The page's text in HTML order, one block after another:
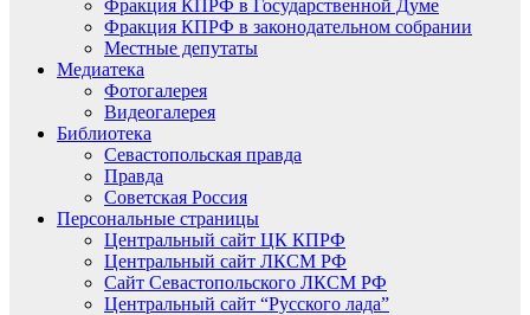
Фракция КПРФ в Государственной Думе
Фракция КПРФ в законодательном собрании
Местные депутаты
Медиатека
Фотогалерея
Видеогалерея
Библиотека
Севастопольская правда
Правда
Советская Россия
Персональные страницы
Центральный сайт ЦК КПРФ
Центральный сайт ЛКСМ РФ
Сайт Севастопольского ЛКСМ РФ
Центральный сайт “Русского лада”